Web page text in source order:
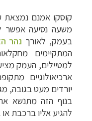
קוסקו אמנם
משעה נסיעה אפשר
בעמק, לאורך נהר
המתקיימים
למטיילים, העמק
ארכיאולוגיים
יורדים מעט בגובה,
בנוף הזה מתנשא
להגיע אליו ברכבת